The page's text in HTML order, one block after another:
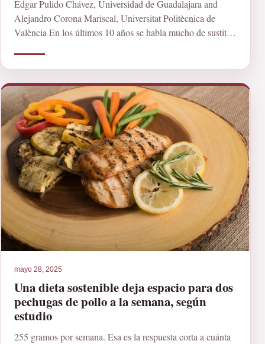
Edgar Pulido Chávez, Universidad de Guadalajara and
Alejandro Corona Mariscal, Universitat Politècnica de
València En los últimos 10 años se habla mucho de sustituir
mayo 28, 2025
Una dieta sostenible deja espacio para dos
pechugas de pollo a la semana, según
estudio
255 gramos por semana. Esa es la respuesta corta a cuánta